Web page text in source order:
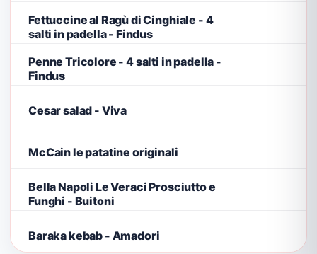
Fettuccine al Ragù di Cinghiale - 4
salti in padella - Findus
Penne Tricolore - 4 salti in padella -
Findus
Cesar salad - Viva
McCain le patatine originali
Bella Napoli Le Veraci Prosciutto e
Funghi - Buitoni
Baraka kebab - Amadori